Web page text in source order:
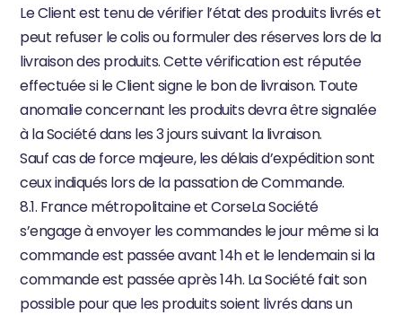
Le Client est tenu de vérifier l’état des produits livrés et
peut refuser le colis ou formuler des réserves lors de la
livraison des produits. Cette vérification est réputée
effectuée si le Client signe le bon de livraison. Toute
anomalie concernant les produits devra être signalée
à la Société dans les 3 jours suivant la livraison.
Sauf cas de force majeure, les délais d’expédition sont
ceux indiqués lors de la passation de Commande.
8.1. France métropolitaine et CorseLa Société
s’engage à envoyer les commandes le jour même si la
commande est passée avant 14h et le lendemain si la
commande est passée après 14h. La Société fait son
possible pour que les produits soient livrés dans un